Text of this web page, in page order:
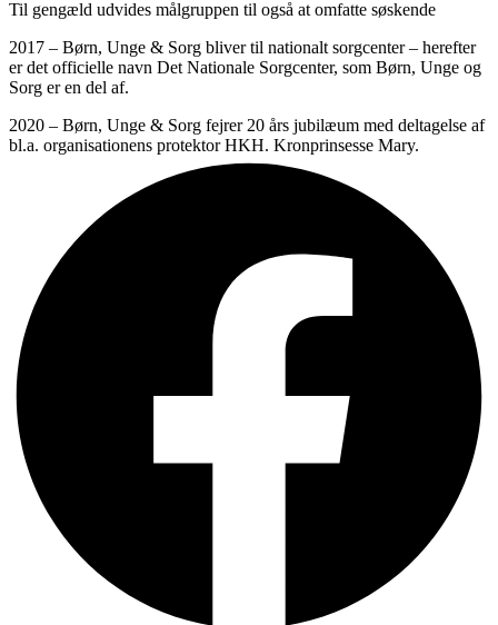
Til gengæld udvides målgruppen til også at omfatte søskende
2017 – Børn, Unge & Sorg bliver til nationalt sorgcenter – herefter
er det officielle navn Det Nationale Sorgcenter, som Børn, Unge og
Sorg er en del af.
2020 – Børn, Unge & Sorg fejrer 20 års jubilæum med deltagelse af
bl.a. organisationens protektor HKH. Kronprinsesse Mary.